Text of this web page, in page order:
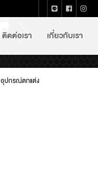
ติดต่อเรา เกี่ยวกับเรา
C-HR
Commuter
Alphard
อุปกรณ์ตกแต่ง